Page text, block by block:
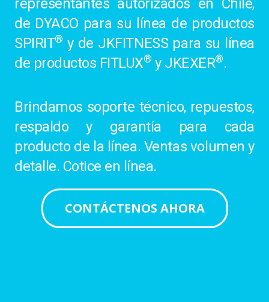
de DYACO para su línea de productos
SPIRIT® y de JKFITNESS para su línea
de productos FITLUX® y JKEXER®.
Brindamos soporte técnico, repuestos,
respaldo y garantía para cada
producto de la línea. Ventas volumen y
detalle. Cotice en línea.
CONTÁCTENOS AHORA